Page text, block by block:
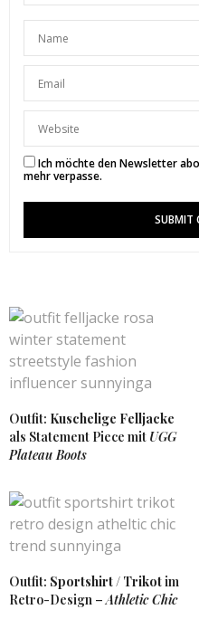
Ich möchte den Newsletter
mehr verpasse.
Outfit: Kuschelige Felljacke
als Statement Piece mit UGG
Plateau Boots
Outfit: Sportshirt / Trikotim
Retro-Design – Athletic Chic